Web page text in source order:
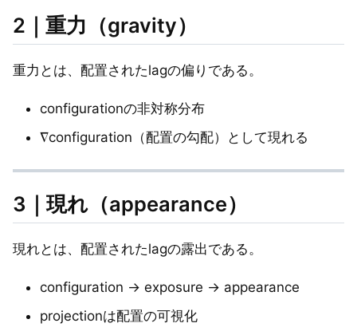
2｜重力（gravity）
重力とは、配置されたlagの偏りである。
configurationの非対称分布
∇configuration（配置の勾配）として現れる
3｜現れ（appearance）
現れとは、配置されたlagの露出である。
configuration → exposure → appearance
projectionは配置の可視化